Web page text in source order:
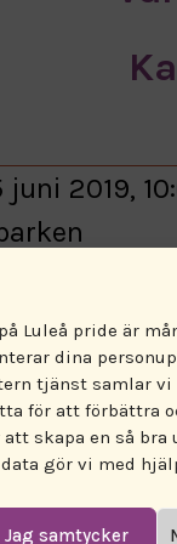
Luleå pride är
dina
tjänst samlar vi
för att förbättra
att skapa en så
gör vi med
Jag samtycker
juni 2019,
Övrigt
vår coola
här kan
med oss!
i